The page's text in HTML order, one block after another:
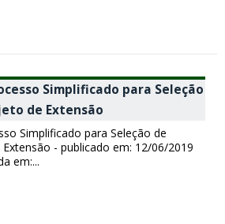
Simplificado para Seleção
de Extensão
Simplificado para Seleção de
- publicado em: 12/06/2019
em:...